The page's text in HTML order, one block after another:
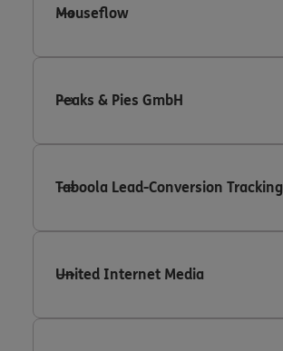
Mouseflow
Peaks & Pies GmbH
Taboola Lead-Conversion Tracking
United Internet Media